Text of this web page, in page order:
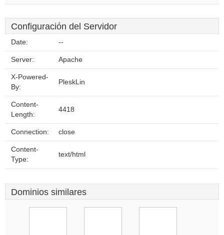
Configuración del Servidor
Date: --
Server: Apache
X-Powered-
By:
PleskLin
Content-
Length:
4418
Connection: close
Content-
Type:
text/html
Dominios similares